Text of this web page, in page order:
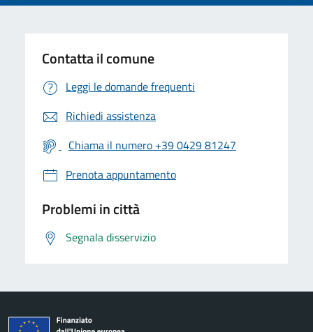
Contatta il comune
Leggi le domande frequenti
Richiedi assistenza
Chiama il numero +39 0429 81247
Prenota appuntamento
Problemi in città
Segnala disservizio